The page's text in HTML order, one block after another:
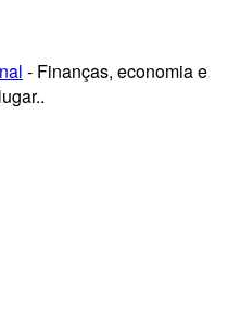
- Finanças, economia e